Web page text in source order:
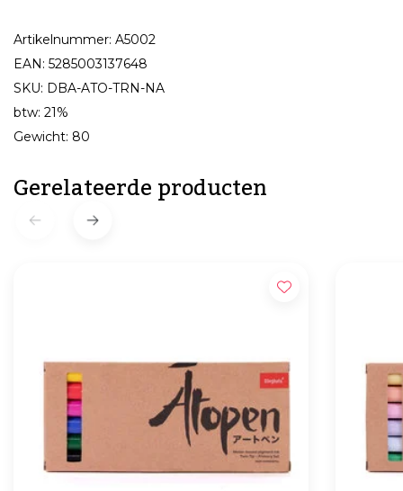
Artikelnummer: A5002
EAN: 5285003137648
SKU: DBA-ATO-TRN-NA
btw: 21%
Gewicht: 80
Gerelateerde producten